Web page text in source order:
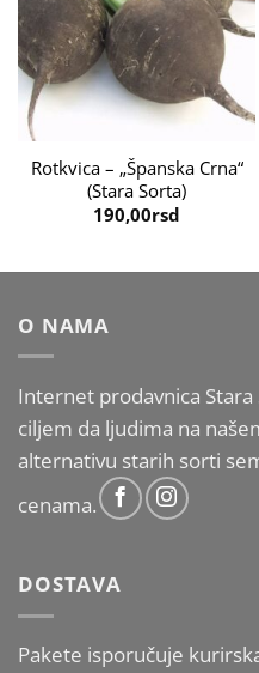
Rotkvica – „Španska Crna“
(Stara Sorta)
190,00rsd
O NAMA
Internet prodavnica Stara
ciljem da ljudima na
alternativu starih sorti
cenama.
DOSTAVA
Pakete isporučuje